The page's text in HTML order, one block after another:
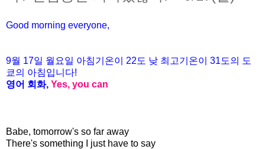
Good morning everyone,
9월 17일 월요일 아침기온이 22도 낮 최고기온이 31도의 도
쿄의 아침입니다!
영어 회화, Yes, you can
Babe, tomorrow's so far away
There's something I just have to say